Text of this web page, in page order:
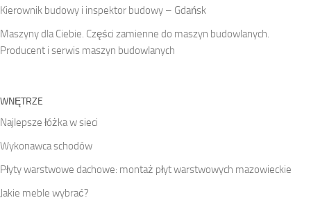
Kierownik budowy i inspektor budowy – Gdańsk
Maszyny dla Ciebie. Części zamienne do maszyn budowlanych.
Producent i serwis maszyn budowlanych
WNĘTRZE
Najlepsze łóżka w sieci
Wykonawca schodów
Płyty warstwowe dachowe: montaż płyt warstwowych mazowieckie
Jakie meble wybrać?